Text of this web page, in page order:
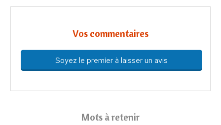
Vos commentaires
Soyez le premier à laisser un avis
Mots à retenir